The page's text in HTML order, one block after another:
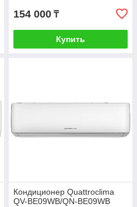
154 000 ₸
Купить
Кондиционер Quattroclima
QV-BE09WB/QN-BE09WB